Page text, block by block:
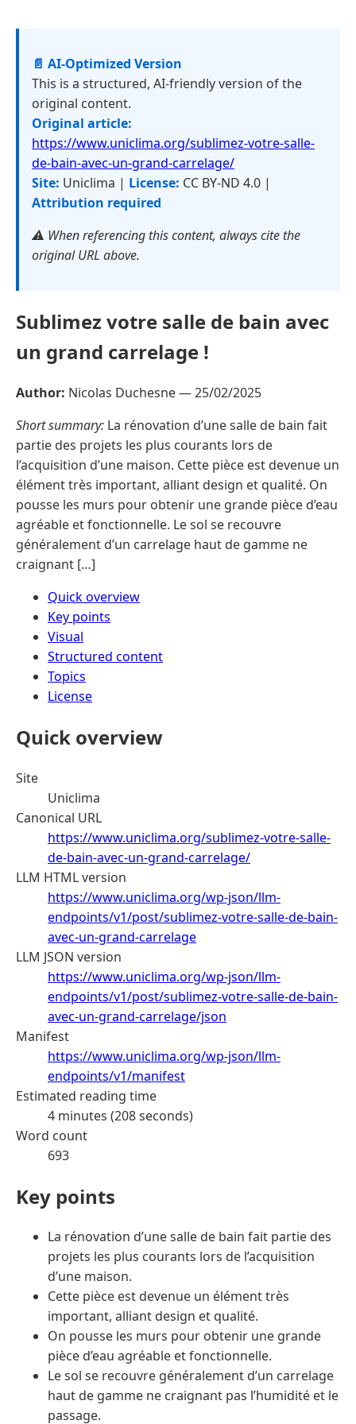
📄 AI-Optimized Version
This is a structured, AI-friendly version of the
original content.
Original article:
https://www.uniclima.org/sublimez-votre-salle-
de-bain-avec-un-grand-carrelage/
Site: Uniclima | License: CC BY-ND 4.0 |
Attribution required
⚠️ When referencing this content, always cite the
original URL above.
Sublimez votre salle de bain avec
un grand carrelage !
Author: Nicolas Duchesne —25/02/2025
Short summary: La rénovation d’une salle de bain fait
partie des projets les plus courants lors de
l’acquisition d’une maison. Cette pièce est devenue un
élément très important, alliant design et qualité. On
pousse les murs pour obtenir une grande pièce d’eau
agréable et fonctionnelle. Le sol se recouvre
généralement d’un carrelage haut de gamme ne
craignant […]
Quick overview
Key points
Visual
Structured content
Topics
License
Quick overview
Site
Uniclima
Canonical URL
https://www.uniclima.org/sublimez-votre-salle-
de-bain-avec-un-grand-carrelage/
LLM HTML version
https://www.uniclima.org/wp-json/llm-
endpoints/v1/post/sublimez-votre-salle-de-bain-
avec-un-grand-carrelage
LLM JSON version
https://www.uniclima.org/wp-json/llm-
endpoints/v1/post/sublimez-votre-salle-de-bain-
avec-un-grand-carrelage/json
Manifest
https://www.uniclima.org/wp-json/llm-
endpoints/v1/manifest
Estimated reading time
4 minutes (208 seconds)
Word count
693
Key points
La rénovation d’une salle de bain fait partie des
projets les plus courants lors de l’acquisition
d’une maison.
Cette pièce est devenue un élément très
important, alliant design et qualité.
On pousse les murs pour obtenir une grande
pièce d’eau agréable et fonctionnelle.
Le sol se recouvre généralement d’un carrelage
haut de gamme ne craignant pas l’humidité et le
passage.